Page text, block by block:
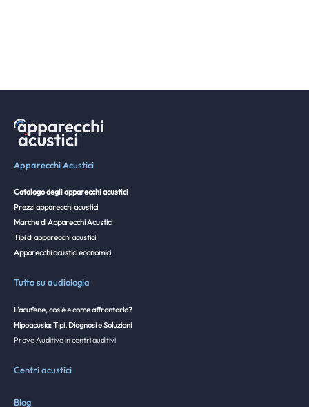
Apparecchi Acustici
Catalogo degli apparecchi acustici
Prezzi apparecchi acustici
Marche di Apparecchi Acustici
Tipi di apparecchi acustici
Apparecchi acustici economici
Tutto su audiologia
L'acufene, cos'è e come affrontarlo?
Hipoacusia: Tipi, Diagnosi e Soluzioni
Prove Auditive in centri auditivi
Centri acustici
Blog